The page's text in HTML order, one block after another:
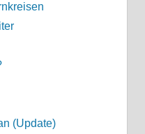
(Update)